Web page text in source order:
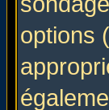
options